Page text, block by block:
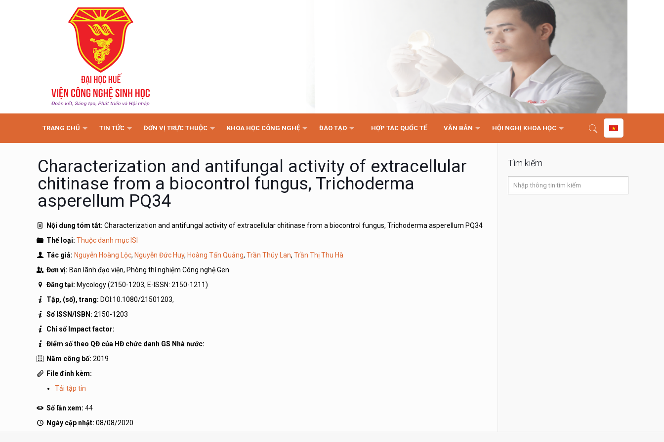
TRANG CHỦ TIN TỨC ĐƠN VỊ TRỰC THUỘC KHOA HỌC CÔNG NGHỆ ĐÀO TẠO HỢP TÁC QUỐC TẾ VĂN BẢN HỘI NGHỊ KHOA HỌC
Characterization and antifungal activity of extracellular
chitinase from a biocontrol fungus, Trichoderma
asperellum PQ34
Nội dung tóm tắt: Characterization and antifungal activity of extracellular chitinase from a biocontrol fungus, Trichoderma asperellum PQ34
Thể loại: Thuộc danh mục ISI
Tác giả: Nguyễn Hoàng Lộc, Nguyễn Đức Huy, Hoàng Tấn Quảng, Trần Thúy Lan, Trần Thị Thu Hà
Đơn vị: Ban lãnh đạo viện, Phòng thí nghiệm Công nghệ Gen
Đăng tại: Mycology (2150-1203, E-ISSN: 2150-1211)
Tập, (số), trang: DOI:10.1080/21501203,
Số ISSN/ISBN: 2150-1203
Chỉ số Impact factor:
Điểm số theo QĐ của HĐ chức danh GS Nhà nước:
Năm công bố: 2019
File đính kèm:
Tải tập tin
Số lần xem: 44
Ngày cập nhật: 08/08/2020
Tìm kiếm